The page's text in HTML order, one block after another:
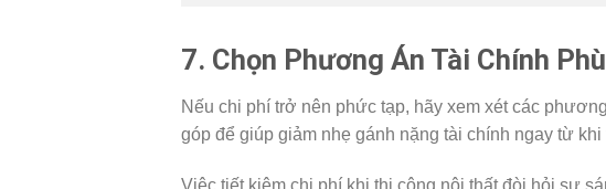
7. Chọn Phương Án Tài Chính
Nếu chi phí trở nên phức tạp, hãy xem xét các
góp để giúp giảm nhẹ gánh nặng tài chính ngay từ khi
Việc tiết kiệm chi phí khi thi công nội thất đòi hỏi sự